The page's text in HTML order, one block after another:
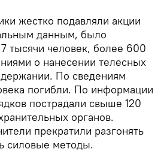
жестко подавляли акции
данным, было
тысячи человек, более 600
о нанесении телесных
По сведениям
погибли. По информации
пострадали свыше 120
органов.
прекратили разгонять
силовые методы.